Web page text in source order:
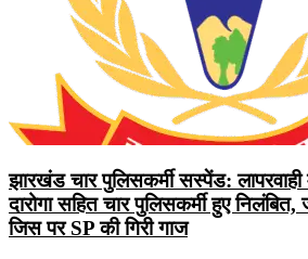
झारखंड चार पुलिसकर्मी सस्पेंड:
दारोगा सहित चार पुलिसकर्मी हुए निलंबित,
जिस पर SP की गिरी गाज